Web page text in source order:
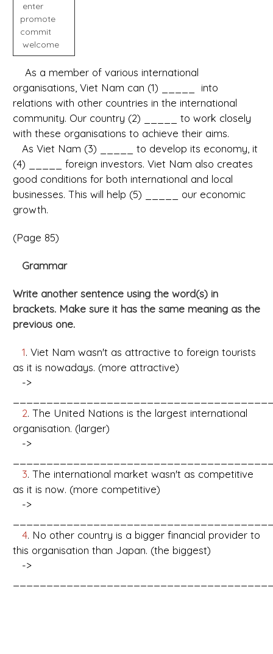
enter
promote
commit
welcome
As a member of various international
organisations, Viet Nam can (1) _____ into
relations with other countries in the international
community. Our country (2) _____ to work closely
with these organisations to achieve their aims.
As Viet Nam (3) _____ to develop its economy, it
(4) _____ foreign investors. Viet Nam also creates
good conditions for both international and local
businesses. This will help (5) _____ our economic
growth.
(Page 85)
Grammar
Write another sentence using the word(s) in
brackets. Make sure it has the same meaning as the
previous one.
1. Viet Nam wasn't as attractive to foreign tourists
as it is nowadays. (more attractive)
->
2. The United Nations is the largest international
organisation. (larger)
->
3. The international market wasn't as competitive
as it is now. (more competitive)
->
4. No other country is a bigger financial provider to
this organisation than Japan. (the biggest)
->